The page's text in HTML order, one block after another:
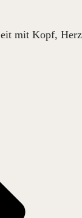
mit Kopf, Herz